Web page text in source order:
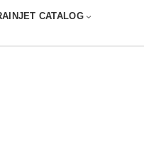
CATALOG